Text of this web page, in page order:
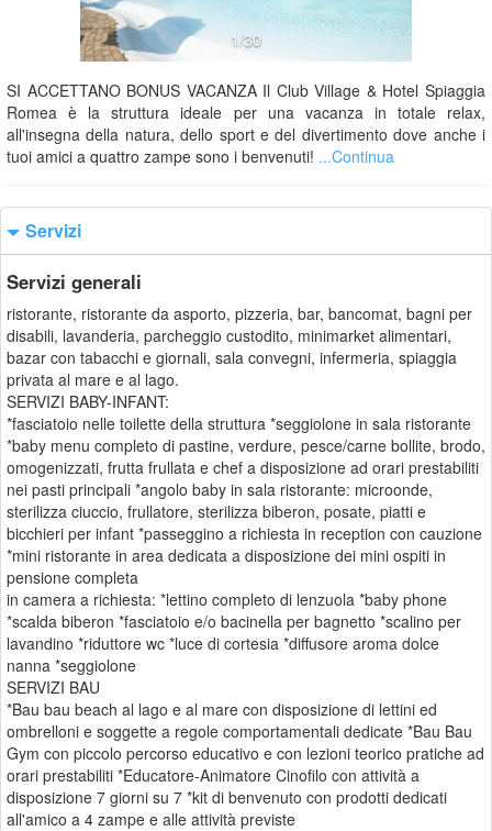
1/30
SI ACCETTANO BONUS VACANZA Il Club Village & Hotel Spiaggia
Romea è la struttura ideale per una vacanza in totale relax,
all'insegna della natura, dello sport e del divertimento dove anche i
tuoi amici a quattro zampe sono i benvenuti! ...Continua
Servizi
Servizi generali
ristorante, ristorante da asporto, pizzeria, bar, bancomat, bagni per
disabili, lavanderia, parcheggio custodito, minimarket alimentari,
bazar con tabacchi e giornali, sala convegni, infermeria, spiaggia
privata al mare e al lago.
SERVIZI BABY-INFANT:
*fasciatoio nelle toilette della struttura *seggiolone in sala ristorante
*baby menu completo di pastine, verdure, pesce/carne bollite, brodo,
omogenizzati, frutta frullata e chef a disposizione ad orari prestabiliti
nei pasti principali *angolo baby in sala ristorante: microonde,
sterilizza ciuccio, frullatore, sterilizza biberon, posate, piatti e
bicchieri per infant *passeggino a richiesta in reception con cauzione
*mini ristorante in area dedicata a disposizione dei mini ospiti in
pensione completa
in camera a richiesta: *lettino completo di lenzuola *baby phone
*scalda biberon *fasciatoio e/o bacinella per bagnetto *scalino per
lavandino *riduttore wc *luce di cortesia *diffusore aroma dolce
nanna *seggiolone
SERVIZI BAU
*Bau bau beach al lago e al mare con disposizione di lettini ed
ombrelloni e soggette a regole comportamentali dedicate *Bau Bau
Gym con piccolo percorso educativo e con lezioni teorico pratiche ad
orari prestabiliti *Educatore-Animatore Cinofilo con attività a
disposizione 7 giorni su 7 *kit di benvenuto con prodotti dedicati
all'amico a 4 zampe e alle attività previste